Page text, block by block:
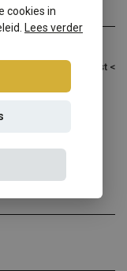
5T schroefset - aslast <
cookies in
Lees verder